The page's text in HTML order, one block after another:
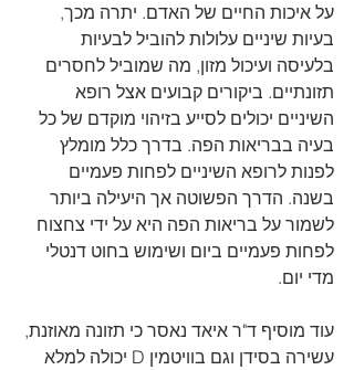
על איכות החיים של האדם. יתרה מכך,
בעיות שיניים עלולות להוביל לבעיות
בלעיסה ועיכול מזון, מה שמוביל לחסרים
תזונתיים. ביקורים קבועים אצל רופא
השיניים יכולים לסייע בזיהוי מוקדם של כל
בעיה בבריאות הפה. בדרך כלל מומלץ
לפנות לרופא השיניים לפחות פעמיים
בשנה. הדרך הפשוטה אך היעילה ביותר
לשמור על בריאות הפה היא על ידי צחצוח
לפחות פעמיים ביום ושימוש בחוט דנטלי
מדי יום.
עוד מוסיף ד"ר איאד נאסר כי תזונה מאוזנת,
עשירה בסידן וגם בוויטמין D יכולה למלא